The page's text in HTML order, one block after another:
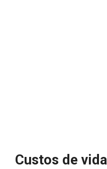
Custos de